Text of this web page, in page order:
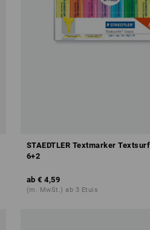
STAEDTLER Textmarker
6+2
ab € 4,59
(m. MwSt.) ab 3 Etuis